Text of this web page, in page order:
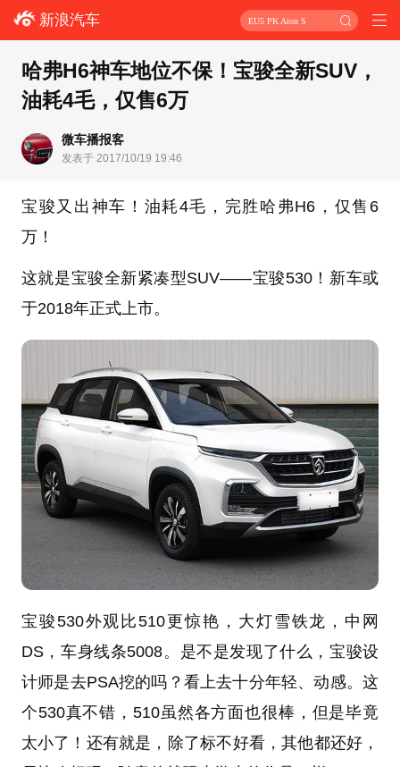
新浪汽车 EU5 PK Aion S
哈弗H6神车地位不保！宝骏全新SUV，
油耗4毛，仅售6万
微车播报客
发表于 2017/10/19 19:46
宝骏又出神车！油耗4毛，完胜哈弗H6，仅售6
万！
这就是宝骏全新紧凑型SUV——宝骏530！新车或
于2018年正式上市。
宝骏530外观比510更惊艳，大灯雪铁龙，中网
DS，车身线条5008。是不是发现了什么，宝骏设
计师是去PSA挖的吗？看上去十分年轻、动感。这
个530真不错，510虽然各方面也很棒，但是毕竟
太小了！还有就是，除了标不好看，其他都还好，